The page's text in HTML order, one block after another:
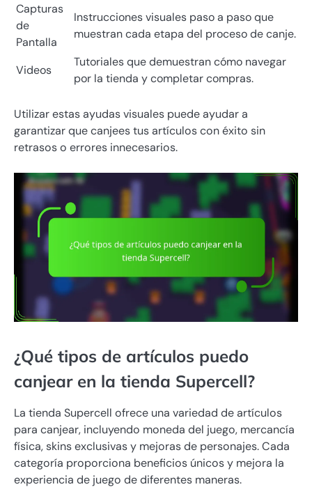
Capturas
de
Pantalla
Instrucciones visuales paso a paso que
muestran cada etapa del proceso de canje.
Videos
Tutoriales que demuestran cómo navegar
por la tienda y completar compras.
Utilizar estas ayudas visuales puede ayudar a
garantizar que canjees tus artículos con éxito sin
retrasos o errores innecesarios.
¿Qué tipos de artículos puedo
canjear en la tienda Supercell?
La tienda Supercell ofrece una variedad de artículos
para canjear, incluyendo moneda del juego, mercancía
física, skins exclusivas y mejoras de personajes. Cada
categoría proporciona beneficios únicos y mejora la
experiencia de juego de diferentes maneras.